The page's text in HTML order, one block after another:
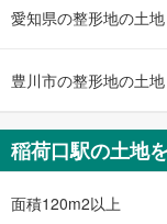
愛知県の整形地の土地
豊川市の整形地の土地
稲荷口駅の土地
面積120m2以上